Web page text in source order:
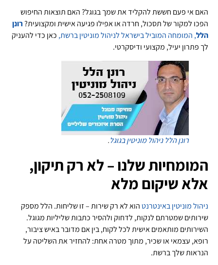
האם אי פעם חששת להקליד את שמך בגוגל? האם תוצאות החיפוש
הפכו למקור של תסכול, חרדה או אפילו פגיעה אישית ומקצועית?רונן
הלל, המומחה המוביל בישראל לניהול מוניטין ברשת, כאן כדי להעניק
לך פתרון יעיל, מקצועי ודיסקרטי.
רונן הלל ניהול מוניטין בגוגל.
המומחיות שלנו – לא רק תיקון,
אלא שיקום מלא
ניהול מוניטין באינטרנטהוא לא רק שירות – זו שליחות. הלל מספק
שירותים שמטרתם לנקות, לדחוק ולהסיר כתבות שליליות מגוגל.
השירותים מותאמים אישית לכל לקוח, בין אם מדובר באיש ציבור,
רופא, עצמאי או שכיר, מתוך מטרה אחת: להחזיר את השליטה על
הנראות שלך ברשת.